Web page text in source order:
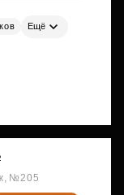
Ещё
№205